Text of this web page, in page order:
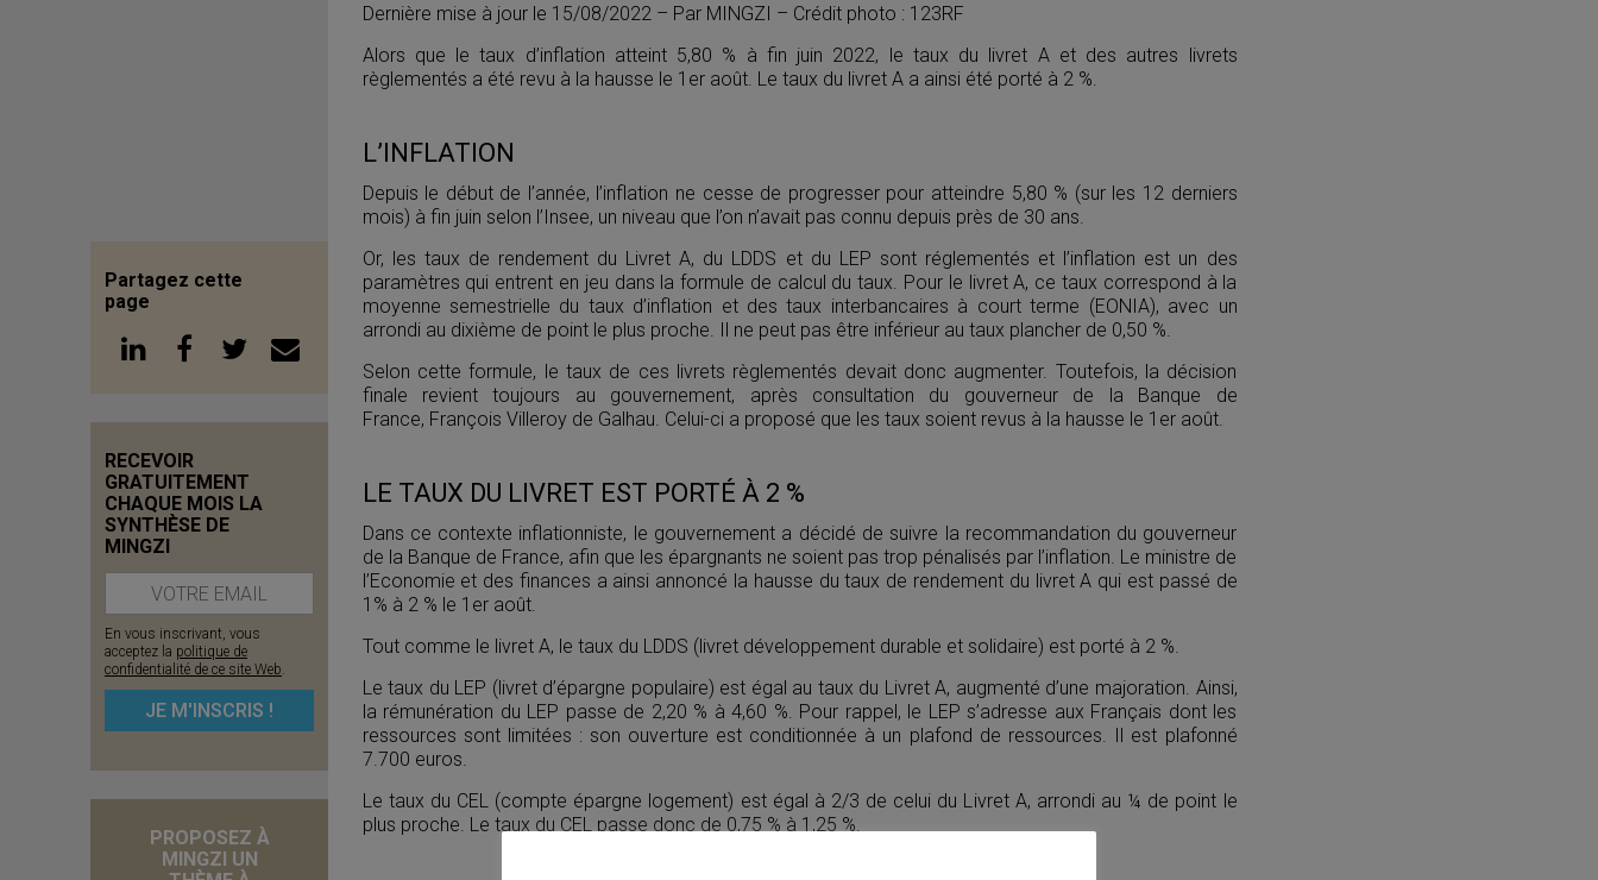
Dernière mise à jour le 15/08/2022 – Par MINGZI – Crédit photo : 123RF
Alors que le taux d’inflation atteint 5,80 % à fin juin 2022, le taux du livret A et des autres livrets
règlementés a été revu à la hausse le 1er août. Le taux du livret A a ainsi été porté à 2 %.
L’INFLATION
Depuis le début de l’année, l’inflation ne cesse de progresser pour atteindre 5,80 % (sur les 12 derniers
mois) à fin juin selon l’Insee, un niveau que l’on n’avait pas connu depuis près de 30 ans.
Or, les taux de rendement du Livret A, du LDDS et du LEP sont réglementés et l’inflation est un des
paramètres qui entrent en jeu dans la formule de calcul du taux. Pour le livret A, ce taux correspond à la
moyenne semestrielle du taux d’inflation et des taux interbancaires à court terme (EONIA), avec un
arrondi au dixième de point le plus proche. Il ne peut pas être inférieur au taux plancher de 0,50 %.
Selon cette formule, le taux de ces livrets règlementés devait donc augmenter. Toutefois, la décision
finale revient toujours au gouvernement, après consultation du gouverneur de la Banque de
France, François Villeroy de Galhau. Celui-ci a proposé que les taux soient revus à la hausse le 1er août.
LE TAUX DU LIVRET EST PORTÉ À 2 %
Dans ce contexte inflationniste, le gouvernement a décidé de suivre la recommandation du gouverneur
de la Banque de France, afin que les épargnants ne soient pas trop pénalisés par l’inflation. Le ministre de
l’Economie et des finances a ainsi annoncé la hausse du taux de rendement du livret A qui est passé de
1% à 2 % le 1er août.
Tout comme le livret A, le taux du LDDS (livret développement durable et solidaire) est porté à 2 %.
Le taux du LEP (livret d’épargne populaire) est égal au taux du Livret A, augmenté d’une majoration. Ainsi,
la rémunération du LEP passe de 2,20 % à 4,60 %. Pour rappel, le LEP s’adresse aux Français dont les
ressources sont limitées : son ouverture est conditionnée à un plafond de ressources. Il est plafonné
7.700 euros.
Le taux du CEL (compte épargne logement) est égal à 2/3 de celui du Livret A, arrondi au ¼ de point le
plus proche. Le taux du CEL passe donc de 0,75 % à 1,25 %.
Partagez cette
page
RECEVOIR
GRATUITEMENT
CHAQUE MOIS LA
SYNTHÈSE DE
MINGZI
En vous inscrivant, vous
acceptez la politique de
confidentialité de ce site Web.
PROPOSEZ À
MINGZI UN